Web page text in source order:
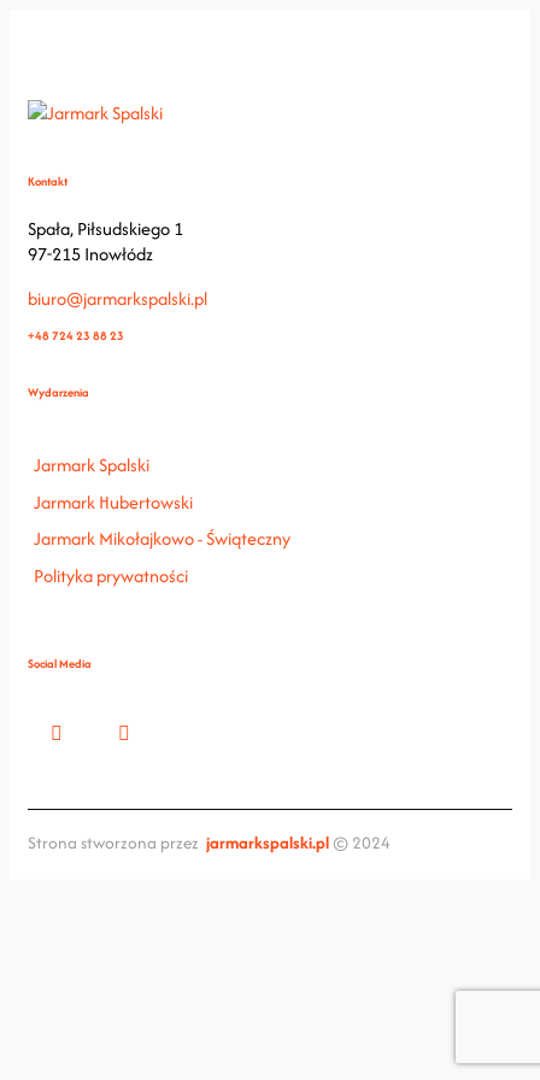
Kontakt
Spała, Piłsudskiego 1
97-215 Inowłódz
biuro@jarmarkspalski.pl
+48 724 23 88 23
Wydarzenia
Jarmark Spalski
Jarmark Hubertowski
Jarmark Mikołajkowo - Świąteczny
Polityka prywatności
Social Media
Strona stworzona przez jarmarkspalski.pl © 2024